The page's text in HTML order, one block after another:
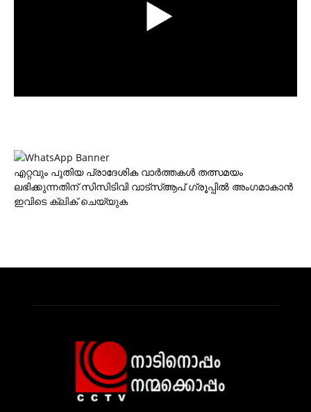
എറ്റവും പുതിയ പ്രാദേശിക വാര്‍ത്തകള്‍ തത്സമയം
ലഭിക്കുന്നതിന് സിസിടിവി വാട്‌സ്ആപ് ഗ്രൂപ്പില്‍ അംഗമാകാന്‍
ഇവിടെ ക്ലിക് ചെയ്യുക